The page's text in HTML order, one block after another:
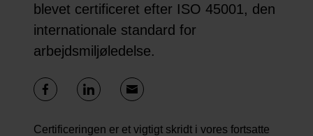
blevet certificeret efter ISO 45001, den
internationale standard for
arbejdsmiljøledelse.
Certificeringen er et vigtigt skridt i vores fortsatte